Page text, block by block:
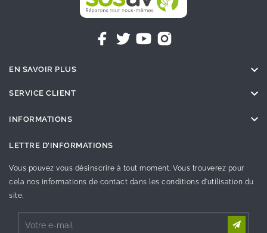
EN SAVOIR PLUS 
SERVICE CLIENT 
INFORMATIONS 
LETTRE D'INFORMATIONS
Vous pouvez vous désinscrire à tout moment. Vous trouverez pour
cela nos informations de contact dans les conditions d'utilisation du
site.